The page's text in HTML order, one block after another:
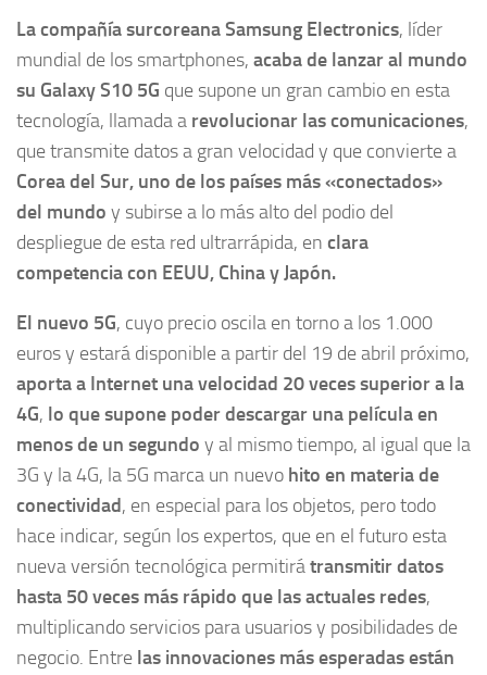
La compañía surcoreana Samsung Electronics, líder
mundial de los smartphones, acaba de lanzar al mundo
su Galaxy S10 5G que supone un gran cambio en esta
tecnología, llamada a revolucionar las comunicaciones,
que transmite datos a gran velocidad y que convierte a
Corea del Sur, uno de los países más «conectados»
del mundo y subirse a lo más alto del podio del
despliegue de esta red ultrarrápida, en clara
competencia con EEUU, China y Japón.
El nuevo 5G, cuyo precio oscila en torno a los 1.000
euros y estará disponible a partir del 19 de abril próximo,
aporta a Internet una velocidad 20 veces superior a la
4G, lo que supone poder descargar una película en
menos de un segundo y al mismo tiempo, al igual que la
3G y la 4G, la 5G marca un nuevo hito en materia de
conectividad, en especial para los objetos, pero todo
hace indicar, según los expertos, que en el futuro esta
nueva versión tecnológica permitirátransmitir datos
hasta 50 veces más rápido que las actuales redes,
multiplicando servicios para usuarios y posibilidades de
negocio. Entre las innovaciones más esperadas están